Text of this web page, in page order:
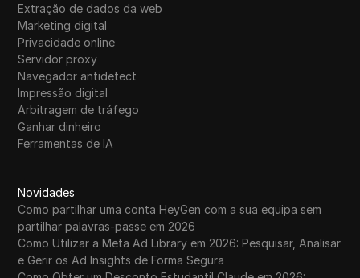
Extração de dados da web
Marketing digital
Privacidade online
Servidor proxy
Navegador antidetect
Impressão digital
Arbitragem de tráfego
Ganhar dinheiro
Ferramentas de IA
Novidades
Como partilhar uma conta HeyGen com a sua equipa sem
partilhar palavras-passe em 2026
Como Utilizar a Meta Ad Library em 2026: Pesquisar, Analisar
e Gerir os Ad Insights de Forma Segura